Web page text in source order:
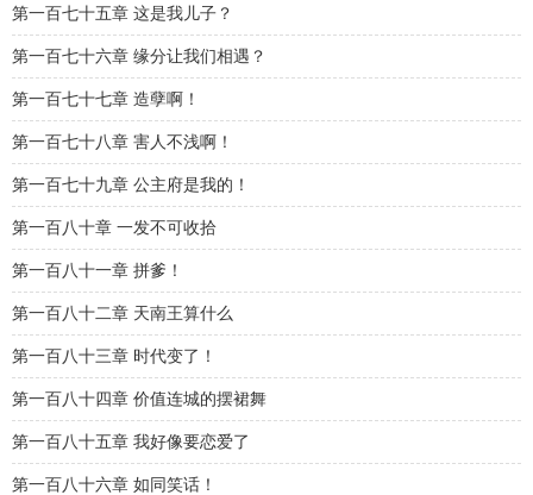
第一百七十五章 这是我儿子？
第一百七十六章 缘分让我们相遇？
第一百七十七章 造孽啊！
第一百七十八章 害人不浅啊！
第一百七十九章 公主府是我的！
第一百八十章 一发不可收拾
第一百八十一章 拼爹！
第一百八十二章 天南王算什么
第一百八十三章 时代变了！
第一百八十四章 价值连城的摆裙舞
第一百八十五章 我好像要恋爱了
第一百八十六章 如同笑话！